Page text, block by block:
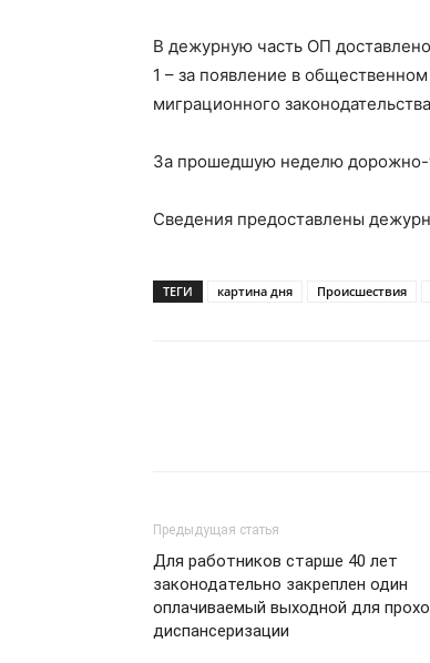
В дежурную часть ОП
1 – за появление в
миграционного
За прошедшую неделю дорожно-
Сведения предоставлены
ТЕГИ картина дня Происшествия
Предыдущая статья
Для работников старше 40 лет
законодательно закреплен один
оплачиваемый выходной для
диспансеризации